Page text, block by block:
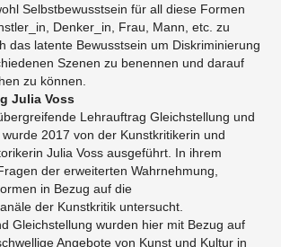
Selbstbewusstsein für all diese Formen
Denker_in, Frau, Mann, etc. zu
das latente Bewusstsein um Diskriminierung
Szenen zu benennen und darauf
zu können.
Julia Voss
Lehrauftrag Gleichstellung und
2017 von der Kunstkritikerin und
Julia Voss ausgeführt. In ihrem
der erweiterten Wahrnehmung,
in Bezug auf die
der Kunstkritik untersucht.
Gleichstellung wurden hier mit Bezug auf
Angebote von Kunst und Kultur in